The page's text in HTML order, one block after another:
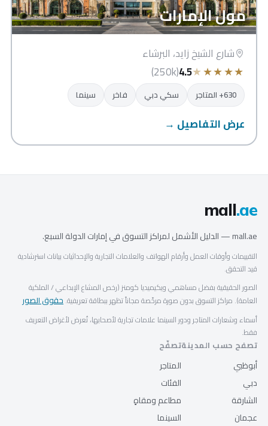
مول الإمارات
شارع الشيخ زايد، البرشاء
★
★
★
★
★
4.5
(250k)
630+ المتاجر سكي دبي فاخر سينما
عرض التفاصيل →
mall.ae
mall.ae — الدليل الأشمل لمراكز التسوق في إمارات الدولة السبع.
التقييمات وأوقات العمل وأرقام الهواتف والعلامات التجارية والإحداثيات بيانات استرشادية
قيد التحقق.
الصور الحقيقية بفضل مساهمي ويكيميديا كومنز (رخص المشاع الإبداعي / الملكية
العامة). مراكز التسوق بدون صورة مرخّصة مجاناً تظهر ببطاقة تعريفية.حقوق الصور
أسماء وشعارات المتاجر ودور السينما علامات تجارية لأصحابها، تُعرض لأغراض التعريف
فقط.
تصفح حسب المدينة
أبوظبي
دبي
الشارقة
عجمان
تصفّح
المتاجر
الفئات
مطاعم ومقاهٍ
السينما